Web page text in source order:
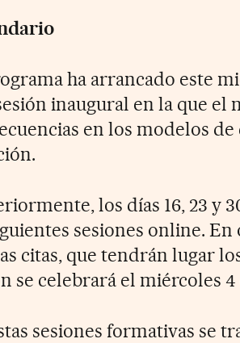
ha arrancado este
inaugural en la que el
en los modelos
los días 16, 23 y
sesiones online.
citas, que tendrán lugar
se celebrará el miércoles
sesiones formativas se